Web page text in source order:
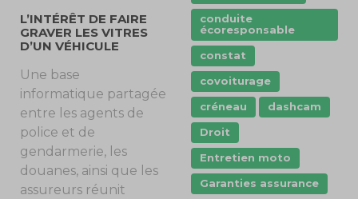
L’INTÉRÊT DE FAIRE
GRAVER LES VITRES
D’UN VÉHICULE
Une base
informatique partagée
entre les agents de
police et de
gendarmerie, les
douanes, ainsi que les
assureurs réunit
conduite
écoresponsable
constat
covoiturage
créneau
dashcam
Droit
Entretien moto
Garanties assurance